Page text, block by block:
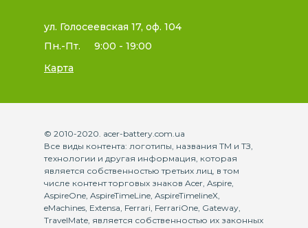
ул. Голосеевская 17, оф. 104
Пн.-Пт.
9:00 - 19:00
Карта
© 2010-2020. acer-battery.com.ua
Все виды контента: логотипы, названия ТМ и ТЗ,
технологии и другая информация, которая
является собственностью третьих лиц, в том
числе контент торговых знаков Acer, Aspire,
AspireOne, AspireTimeLine, AspireTimelineX,
eMachines, Extensa, Ferrari, FerrariOne, Gateway,
TravelMate, является собственностью их законных